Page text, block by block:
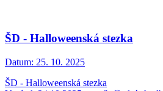
ŠD - Halloweenská stezka
Datum: 25. 10. 2025
ŠD - Halloweenská stezka